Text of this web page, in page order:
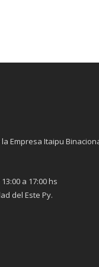
Empresa Itaipu
a 17:00 hs
del Este Py.